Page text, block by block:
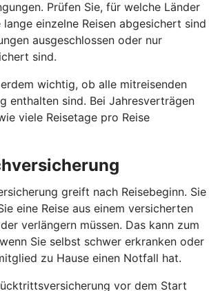
Prüfen Sie, für welche Länder
einzelne Reisen abgesichert sind
ausgeschlossen oder nur
sind.
wichtig, ob alle mitreisenden
enthalten sind. Bei Jahresverträgen
viele Reisetage pro Reise
greift nach Reisebeginn. Sie
eine Reise aus einem versicherten
verlängern müssen. Das kann zum
Sie selbst schwer erkranken oder
zu Hause einen Notfall hat.
vor dem Start